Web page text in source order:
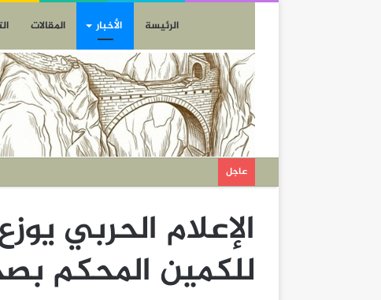
الرئيسة الأخبار المقالات
عاجل
الإعلام الحربي
للكمين المحكم